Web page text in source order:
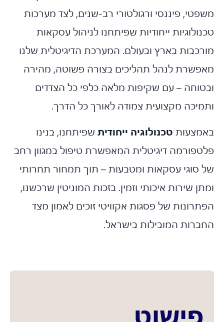
פיננסי ורגולטורי רב-שנים, לצד מערכות
ייחודיות שפיתחנו לניהול עסקאות
בארץ ובעולם. המערכת הדיגיטלית שלנו
לנהל תהליכים בצורה פשוטה, מהירה
– עם שקיפות מלאה כלפי כל הצדדים
מקצועית צמודה לאורך כל הדרך.
טכנולוגיה ייחודיתשפיתחנו, בנינו
דיגיטלית המאפשרת טיפול במגוון רחב
סוגי עסקאות ומטבעות – תוך תמחור תחרותי
שירות איכותי וזמין. בזכות המוניטין שרכשנו,
של פסגות אקוויטי זוכים לאמון מצד
המובילות בישראל.